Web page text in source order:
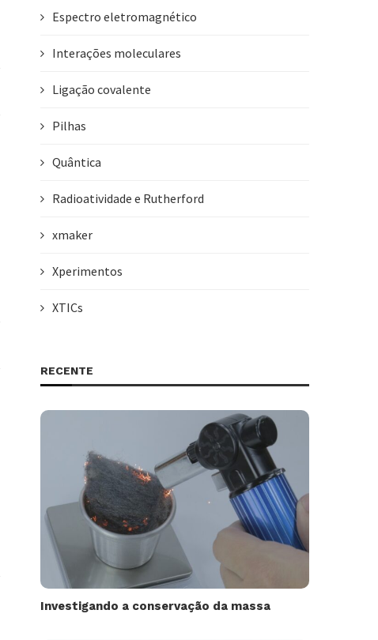
Espectro eletromagnético
Interações moleculares
Ligação covalente
Pilhas
Quântica
Radioatividade e Rutherford
xmaker
Xperimentos
XTICs
RECENTE
Investigando a conservação da massa